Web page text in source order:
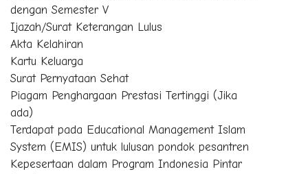
dengan Semester V
Ijazah/Surat Keterangan Lulus
Akta Kelahiran
Kartu Keluarga
Surat Pernyataan Sehat
Piagam Penghargaan Prestasi Tertinggi (Jika
ada)
Terdapat pada Educational Management Islam
System (EMIS) untuk lulusan pondok pesantren
Kepesertaan dalam Program Indonesia Pintar